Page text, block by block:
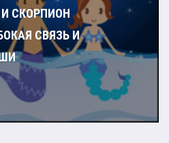
СКОРПИОН
СВЯЗЬ И